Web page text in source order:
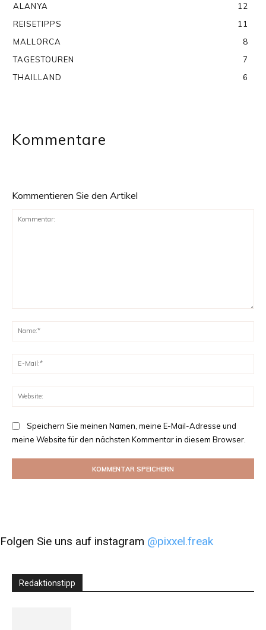
ALANYA
12
REISETIPPS
11
MALLORCA
8
TAGESTOUREN
7
THAILLAND
6
Kommentare
Kommentieren Sie den Artikel
Speichern Sie meinen Namen, meine E-Mail-Adresse und
meine Website für den nächsten Kommentar in diesem Browser.
Folgen Sie uns auf instagram @pixxel.freak
Redaktionstipp